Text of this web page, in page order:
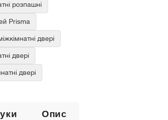
розпашні
Prisma
двері
двері
двері
Опис